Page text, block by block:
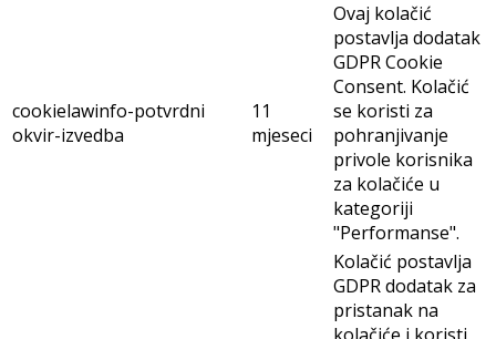
cookielawinfo-potvrdni
okvir-izvedba
11
mjeseci
Ovaj kolačić
postavlja dodatak
GDPR Cookie
Consent. Kolačić
se koristi za
pohranjivanje
privole korisnika
za kolačiće u
kategoriji
"Performanse".
Kolačić postavlja
GDPR dodatak za
pristanak na